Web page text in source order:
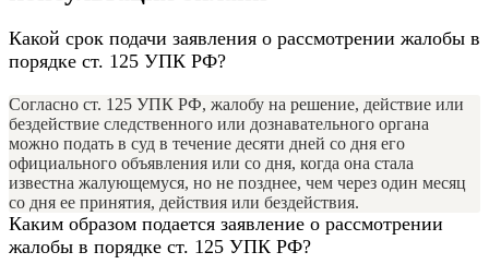
Какой срок подачи заявления о рассмотрении жалобы в
порядке ст. 125 УПК РФ?
Согласно ст. 125 УПК РФ, жалобу на решение, действие или
бездействие следственного или дознавательного органа
можно подать в суд в течение десяти дней со дня его
официального объявления или со дня, когда она стала
известна жалующемуся, но не позднее, чем через один месяц
со дня ее принятия, действия или бездействия.
Каким образом подается заявление о рассмотрении
жалобы в порядке ст. 125 УПК РФ?